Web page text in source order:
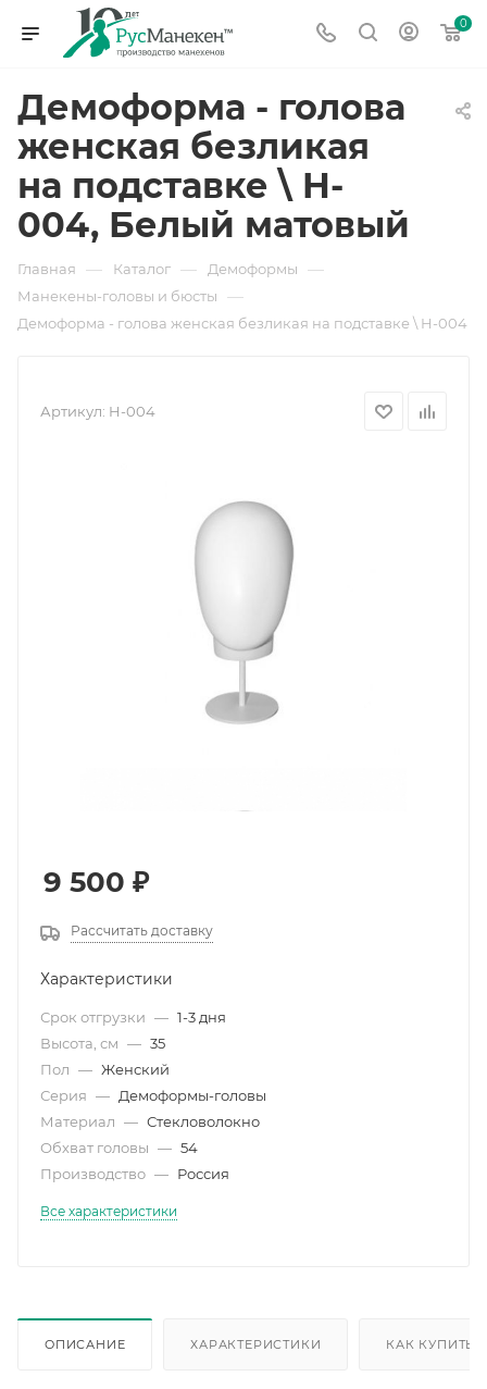
0
Демоформа - голова
женская безликая
на подставке \ H-
004, Белый матовый
Главная — Каталог — Демоформы —
Манекены-головы и бюсты —
Демоформа - голова женская безликая на подставке \ H-004
Артикул: H-004
9 500 ₽
Рассчитать доставку
Характеристики
Срок отгрузки — 1-3 дня
Высота, см — 35
Пол — Женский
Серия — Демоформы-головы
Материал — Стекловолокно
Обхват головы — 54
Производство — Россия
Все характеристики
ОПИСАНИЕ ХАРАКТЕРИСТИКИ КАК КУПИТЬ